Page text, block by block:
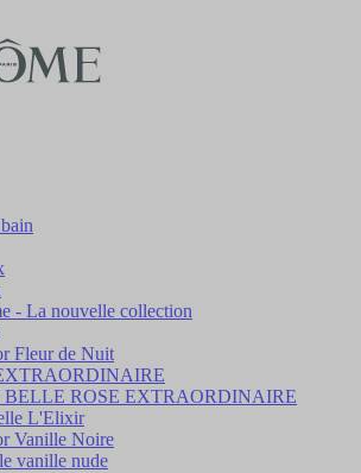
- La nouvelle collection
Fleur de Nuit
ROSE EXTRAORDINAIRE
L'Elixir
Vanille Noire
vanille nude